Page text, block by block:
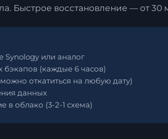
Быстрое восстановление — от 30
Synology или аналог
бэкапов (каждые 6 часов)
откатиться на любую дату)
данных
в облако (3-2-1 схема)